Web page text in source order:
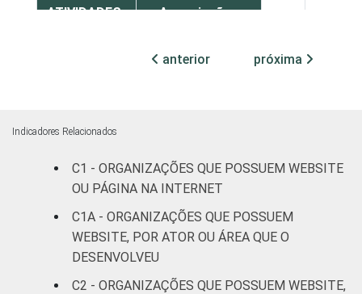
ATIVIDADES-
Associações
profissionais e
Educação e
pesquisa
Desenvolvimento
anterior próxima
Indicadores Relacionados
C1 - ORGANIZAÇÕES QUE POSSUEM WEBSITE
OU PÁGINA NA INTERNET
C1A - ORGANIZAÇÕES QUE POSSUEM
WEBSITE, POR ATOR OU ÁREA QUE O
DESENVOLVEU
C2 - ORGANIZAÇÕES QUE POSSUEM WEBSITE,